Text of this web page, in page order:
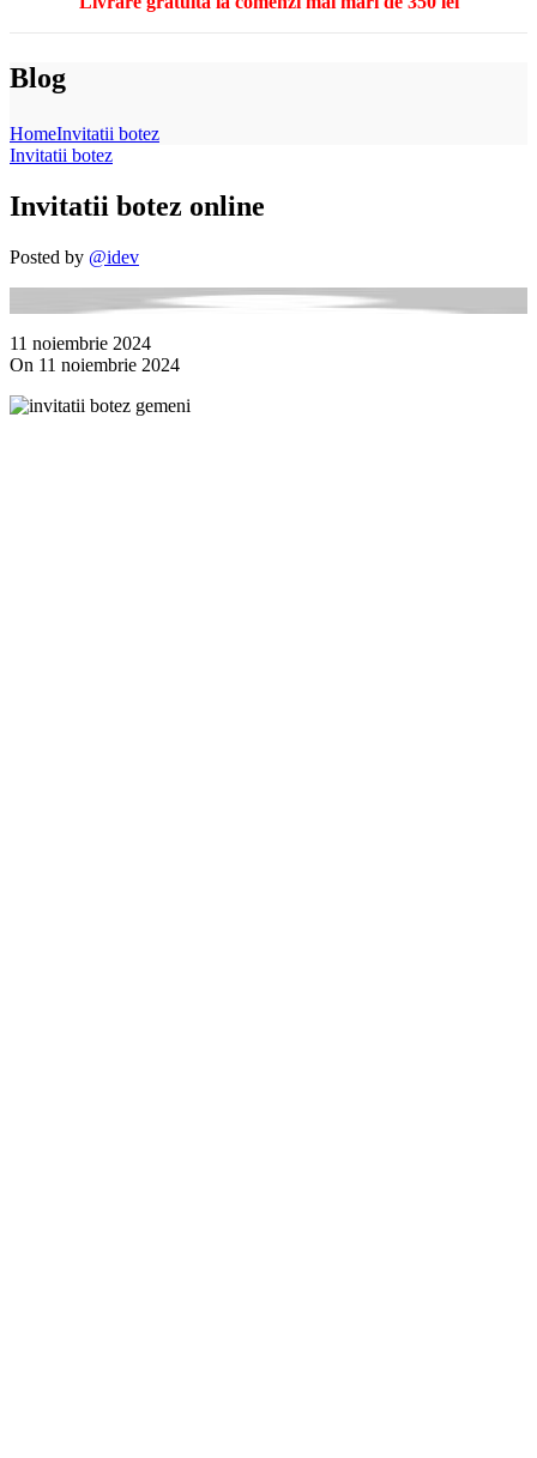
Blog
HomeInvitatii botez
Invitatii botez
Invitatii botez online
Posted by @idev
11 noiembrie 2024
On 11 noiembrie 2024